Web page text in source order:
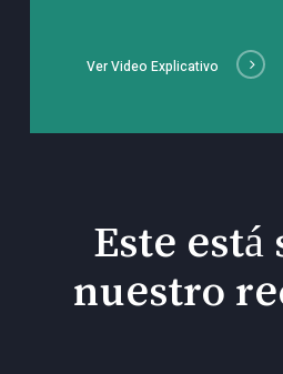
Ver Video Explicativo
Este está
nuestro